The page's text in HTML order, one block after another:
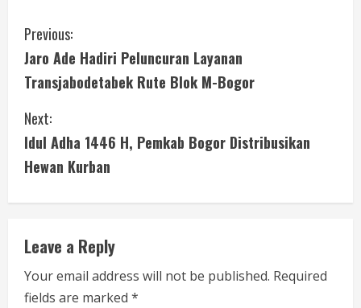
C
o
n
t
i
n
u
e
Previous:
Jaro Ade Hadiri Peluncuran Layanan
Transjabodetabek Rute Blok M-Bogor
Next:
Idul Adha 1446 H, Pemkab Bogor Distribusikan
Hewan Kurban
Leave a Reply
Your email address will not be published. Required
fields are marked *